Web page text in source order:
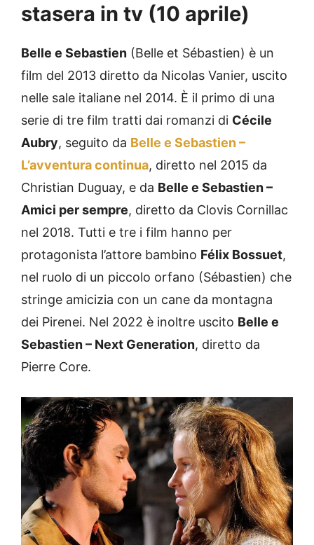
stasera in tv (10 aprile)
Belle e Sebastien (Belle et Sébastien) è un
film del 2013 diretto da Nicolas Vanier, uscito
nelle sale italiane nel 2014. È il primo di una
serie di tre film tratti dai romanzi di Cécile
Aubry, seguito da Belle e Sebastien –
L’avventura continua, diretto nel 2015 da
Christian Duguay, e da Belle e Sebastien –
Amici per sempre, diretto da Clovis Cornillac
nel 2018. Tutti e tre i film hanno per
protagonista l’attore bambino Félix Bossuet,
nel ruolo di un piccolo orfano (Sébastien) che
stringe amicizia con un cane da montagna
dei Pirenei. Nel 2022 è inoltre uscito Belle e
Sebastien – Next Generation, diretto da
Pierre Core.